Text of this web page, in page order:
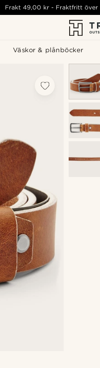
Väskor & plånböcker
Frakt49,00 kr - Fraktfritt över